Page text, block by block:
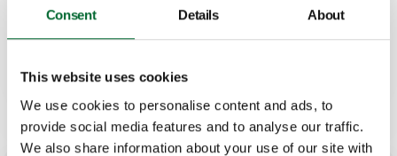
Consent Details About
This website uses cookies
We use cookies to personalise content and ads, to
provide social media features and to analyse our traffic.
We also share information about your use of our site with
Kontakt Victor